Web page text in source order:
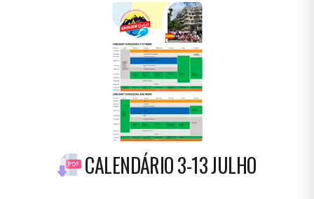
CALENDÁRIO 3-13 JULHO